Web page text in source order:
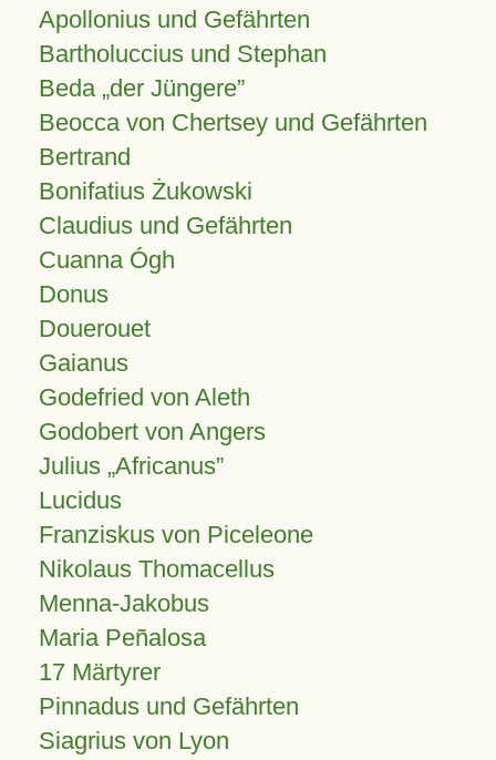
Apollonius und Gefährten
Bartholuccius und Stephan
Beda „der Jüngere”
Beocca von Chertsey und Gefährten
Bertrand
Bonifatius Żukowski
Claudius und Gefährten
Cuanna Ógh
Donus
Douerouet
Gaianus
Godefried von Aleth
Godobert von Angers
Julius Africanus
Lucidus
Franziskus von Piceleone
Nikolaus Thomacellus
Menna-Jakobus
Maria Peñalosa
17 Märtyrer
Pinnadus und Gefährten
Siagrius von Lyon